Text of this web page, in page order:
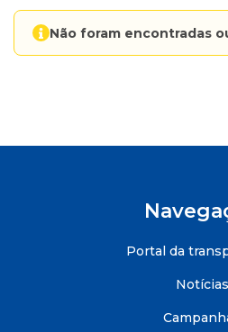
Não foram encontradas
Portal da
Notícias